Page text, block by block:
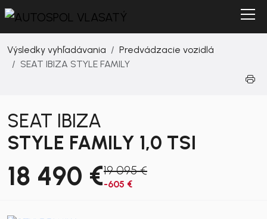
Výsledky vyhľadávania
Predvádzacie vozidlá
SEAT IBIZA STYLE FAMILY
SEAT IBIZA
STYLE FAMILY 1,0 TSI
19 095 €
-605 €
18 490 €